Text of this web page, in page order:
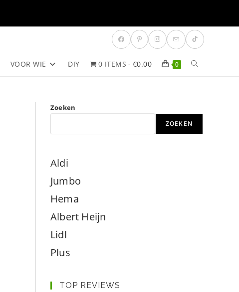
VOOR WIE DIY 0 ITEMS €0.00 0 TOGGLE
ZOEKEN
Zoeken
ZOEKEN
Aldi
Jumbo
Hema
Albert Heijn
Lidl
Plus
TOP REVIEWS